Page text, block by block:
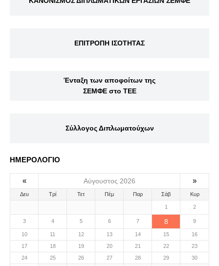
ΕΠΙΤΡΟΠΗ ΙΣΟΤΗΤΑΣ
Ένταξη των αποφοίτων της
ΣΕΜΦΕ στο ΤΕΕ
Σύλλογος Διπλωματούχων
ΗΜΕΡΟΛΟΓΙΟ
« Αύγουστος 2026 »
Δευ Τρί Τετ Πέμ Παρ Σάβ Κυρ
1 2
3 4 5 6 7 8 9
10 11 12 13 14 15
16
17
18 19 20 21 22
23
24
25 26 27 28 29 30